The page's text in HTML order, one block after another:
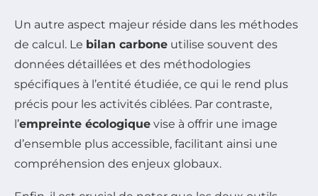
Un autre aspect majeur réside dans les méthodes
de calcul. Le bilan carbone utilise souvent des
données détaillées et des méthodologies
spécifiques à l’entité étudiée, ce qui le rend plus
précis pour les activités ciblées. Par contraste,
l’empreinte écologique vise à offrir une image
d’ensemble plus accessible, facilitant ainsi une
compréhension des enjeux globaux.